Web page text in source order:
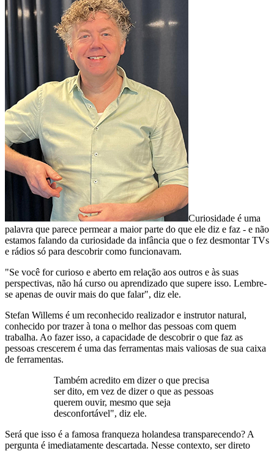
Curiosidade é uma
palavra que parece permear a maior parte do que ele diz e faz - e não
estamos falando da curiosidade da infância que o fez desmontar TVs
e rádios só para descobrir como funcionavam.
"Se você for curioso e aberto em relação aos outros e às suas
perspectivas, não há curso ou aprendizado que supere isso. Lembre-
se apenas de ouvir mais do que falar", diz ele.
Stefan Willems é um reconhecido realizador e instrutor natural,
conhecido por trazer à tona o melhor das pessoas com quem
trabalha. Ao fazer isso, a capacidade de descobrir o que faz as
pessoas crescerem é uma das ferramentas mais valiosas de sua caixa
de ferramentas.
Também acredito em dizer o que precisa
ser dito, em vez de dizer o que as pessoas
querem ouvir, mesmo que seja
desconfortável", diz ele.
Será que isso é a famosa franqueza holandesa transparecendo? A
pergunta é imediatamente descartada. Nesse contexto, ser direto